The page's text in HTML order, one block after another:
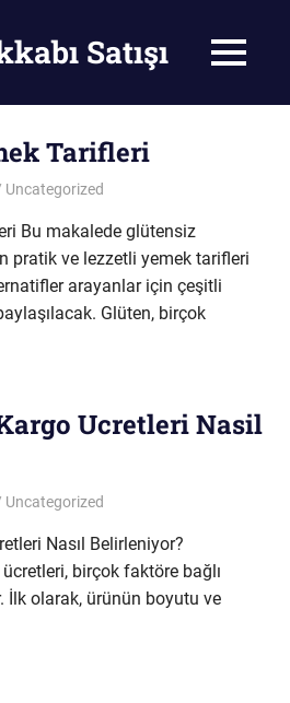
Satışı MENU
Tarifleri
Uncategorized
Bu makalede glütensiz
pratik ve lezzetli yemek tarifleri
arayanlar için çeşitli
Glüten, birçok
Ucretleri Nasil
Uncategorized
Nasıl Belirleniyor?
ücretleri, birçok faktöre bağlı
İlk olarak, ürünün boyutu ve